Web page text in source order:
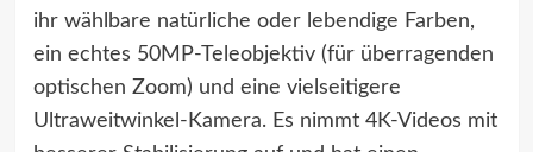
ihr wählbare natürliche oder lebendige Farben,
ein echtes 50MP-Teleobjektiv (für überragenden
optischen Zoom) und eine vielseitigere
Ultraweitwinkel-Kamera. Es nimmt 4K-Videos mit